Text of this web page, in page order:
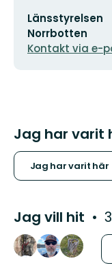
E-
postadress
Länsstyrelsen
Norrbotten
Kontakt via e-
Jag har varit
Jag har varit här
Jag vill hit 3